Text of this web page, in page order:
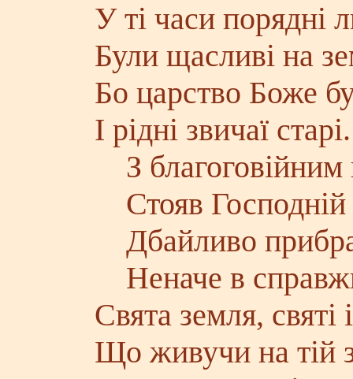
У ті часи порядні
Були щасливі на
Бо царство Боже
І рідні звичаї старі.
З
Стояв
Дбайливо
Неначе в
Свята земля, святі
Що живучи на тій